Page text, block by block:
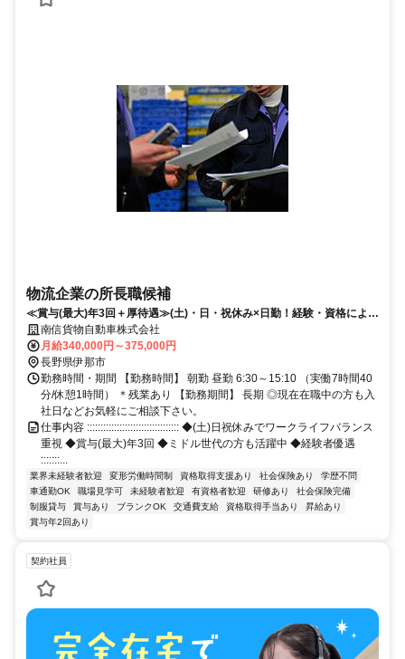
物流企業の所長職候補
≪賞与(最大)年3回＋厚待遇≫(土)・日・祝休み×日勤！経験・資格により
給与優遇します
南信貨物自動車株式会社
月給340,000円～375,000円
長野県伊那市
勤務時間・期間 【勤務時間】 朝勤 昼勤 6:30～15:10 （実働7時間40
分/休憩1時間） ＊残業あり 【勤務期間】 長期 ◎現在在職中の方も入
社日などお気軽にご相談下さい。
仕事内容 :::::::::::::::::::::::::::::::::: ◆(土)日祝休みでワークライフバランス
重視 ◆賞与(最大)年3回 ◆ミドル世代の方も活躍中 ◆経験者優遇
:::::::...
業界未経験者歓迎 変形労働時間制 資格取得支援あり 社会保険あり
学歴不問
車通勤OK
職場見学可 未経験者歓迎 有資格者歓迎 研修あり
社会保険完備
制服貸与
賞与あり ブランクOK 交通費支給 資格取得手当あり
昇給あり
賞与年2回あり
契約社員